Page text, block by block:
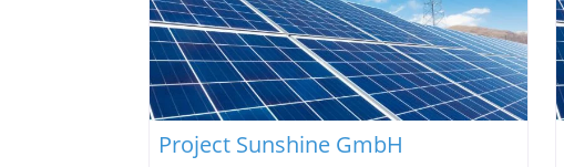
Project Sunshine GmbH